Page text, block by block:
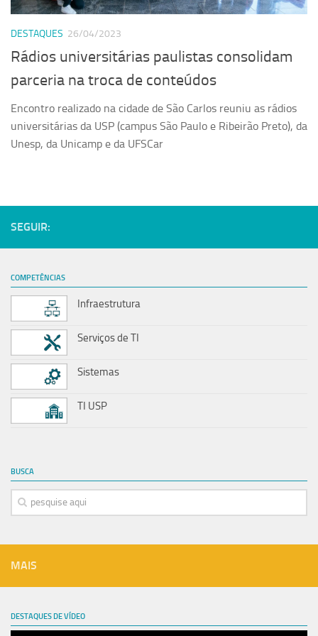
DESTAQUES 26/04/2023
Rádios universitárias paulistas consolidam
parceria na troca de conteúdos
Encontro realizado na cidade de São Carlos reuniu as rádios
universitárias da USP (campus São Paulo e Ribeirão Preto), da
Unesp, da Unicamp e da UFSCar
SEGUIR:
COMPETÊNCIAS
Infraestrutura
Serviços de TI
Sistemas
TI USP
BUSCA
MAIS
DESTAQUES DE VÍDEO